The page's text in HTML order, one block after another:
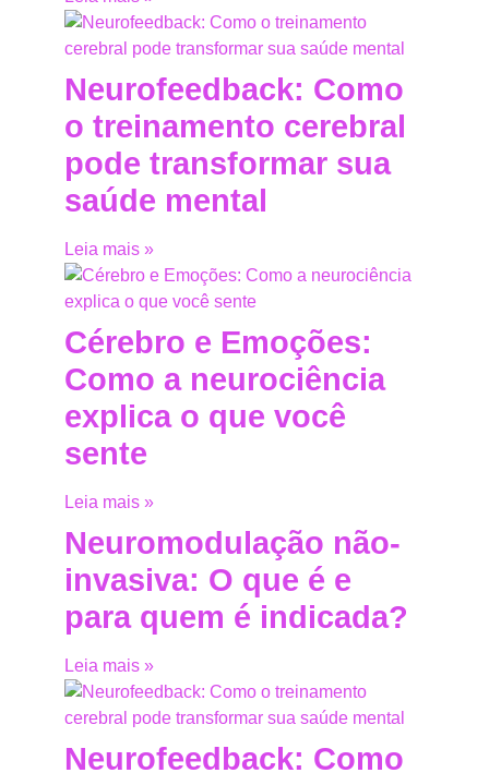
Neurofeedback: Como
o treinamento cerebral
pode transformar sua
saúde mental
Leia mais »
Cérebro e Emoções:
Como a neurociência
explica o que você
sente
Leia mais »
Neuromodulação não-
invasiva: O que é e
para quem é indicada?
Leia mais »
Neurofeedback: Como